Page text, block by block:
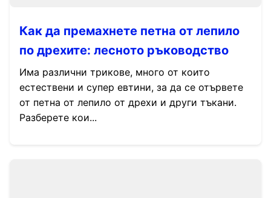
Как да премахнете петна от лепило
по дрехите: лесното ръководство
Има различни трикове, много от които
естествени и супер евтини, за да се отървете
от петна от лепило от дрехи и други тъкани.
Разберете кои...